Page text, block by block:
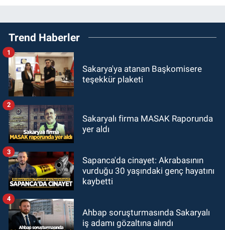
Trend Haberler
Sakarya'ya atanan Başkomisere
teşekkür plaketi
1
Sakaryalı firma MASAK Raporunda
yer aldı
2
Sapanca'da cinayet: Akrabasının
vurduğu 30 yaşındaki genç hayatını
kaybetti
3
Ahbap soruşturmasında Sakaryalı
iş adamı gözaltına alındı
4